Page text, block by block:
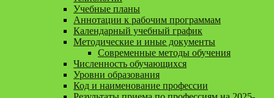
Учебные планы
Аннотации к рабочим программам
Календарный учебный график
Методические и иные документы
Современные методы обучения
Численность обучающихся
Уровни образования
Код и наименование профессии